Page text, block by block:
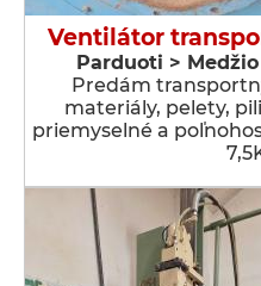
Ventilátor
Parduoti >
Predám
materiály, pelety,
priemyselné a